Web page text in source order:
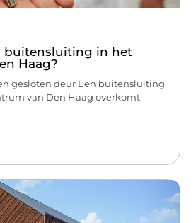
buitensluiting in het
Haag?
gesloten deur Een buitensluiting
van Den Haag overkomt